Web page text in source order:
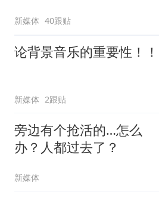
新媒体 40跟贴
论背景音乐的重要性！！
新媒体 2跟贴
旁边有个抢活的…怎么
办？人都过去了？
新媒体